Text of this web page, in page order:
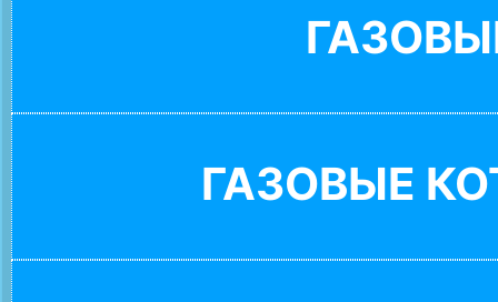
ГАЗОВЫЕ